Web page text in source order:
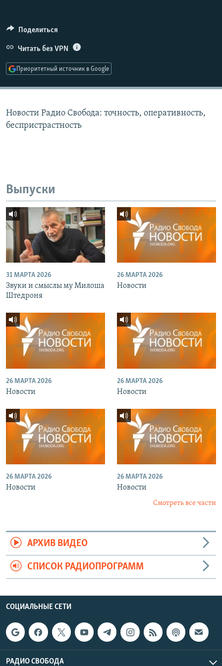
ПОДПИШИТЕСЬ НА РАССЫЛКУ
СОЦИАЛЬНЫЕ СЕТИ
Поделиться
Читать без VPN
Приоритетный источник в Google
Новости Радио Свобода: точность, оперативность,
беспристрастность
Выпуски
31 МАРТА 2026
Звуки и смыслы му Милоша
Штедроня
26 МАРТА 2026
Новости
26 МАРТА 2026
Новости
26 МАРТА 2026
Новости
26 МАРТА 2026
Новости
26 МАРТА 2026
Новости
Смотреть все части
АРХИВ ВИДЕО
СПИСОК РАДИОПРОГРАММ
СОЦИАЛЬНЫЕ СЕТИ
РАДИО СВОБОДА